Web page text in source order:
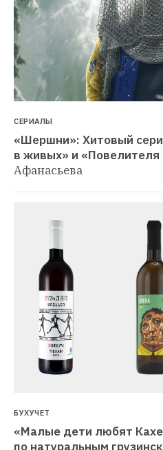
СЕРИАЛЫ
«Шершни»: Хитовый
в живых» и «Повелителя
Афанасьева
БУХУЧЕТ
«Малые дети любят
по натуральным